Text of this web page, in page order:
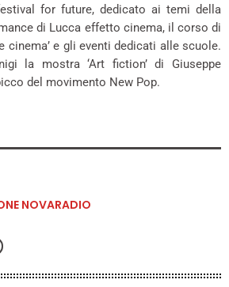
for future, dedicato ai temi della
di Lucca effetto cinema, il corso di
cinema’ e gli eventi dedicati alle scuole.
la mostra ‘Art fiction’ di Giuseppe
del movimento New Pop.
NOVARADIO